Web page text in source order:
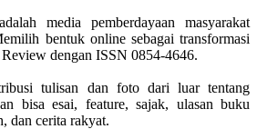
media pemberdayaan masyarakat
bentuk online sebagai transformasi
dengan ISSN 0854-4646.
tulisan dan foto dari luar tentang
bisa esai, feature, sajak, ulasan buku
dan cerita rakyat.